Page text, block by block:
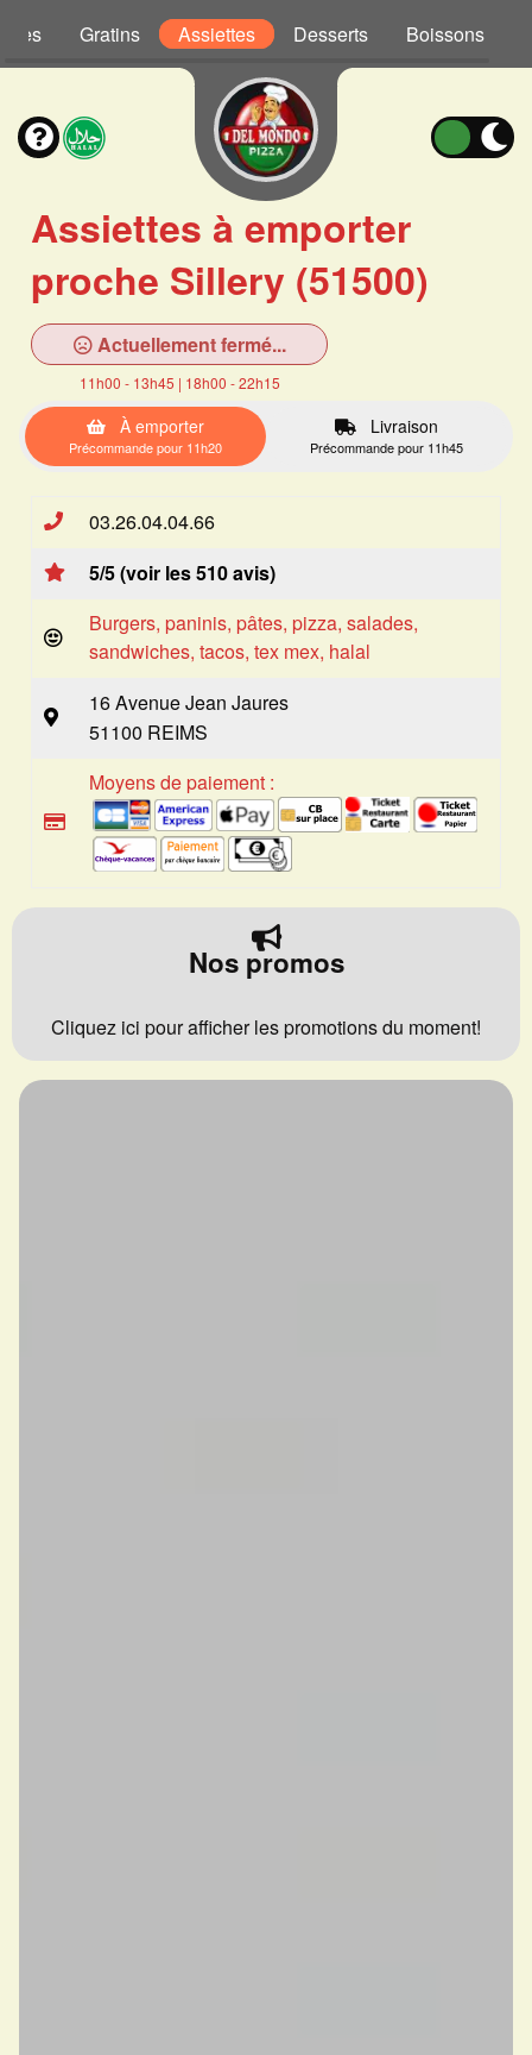
Gratins Assiettes Desserts Boissons
Assiettes à emporter
proche Sillery (51500)
Actuellement fermé...
11h00 - 13h45 | 18h00 - 22h15
À emporter
Précommande pour 11h20
Livraison
Précommande pour 11h45
03.26.04.04.66
5/5 (voir les 510 avis)
Burgers, paninis, pâtes, pizza, salades,
sandwiches, tacos, tex mex, halal
16 Avenue Jean Jaures
51100 REIMS
Moyens de paiement :
Nos promos
Cliquez ici pour afficher les promotions du moment!